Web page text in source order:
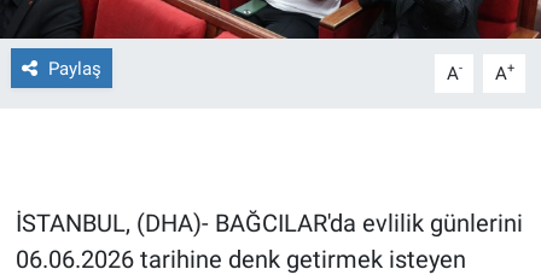
Paylaş A- A+
İSTANBUL, (DHA)- BAĞCILAR'da evlilik günlerini
06.06.2026 tarihine denk getirmek isteyen
Ekonomi
Gün Başlıyor